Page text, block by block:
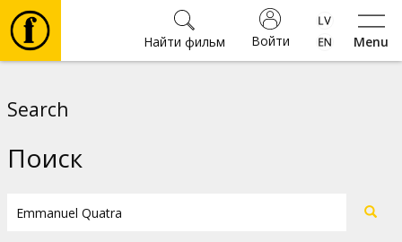
Menu
Войти
Найти фильм
Search
Поиск